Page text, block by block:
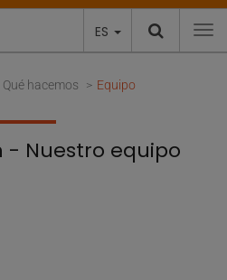
ES
Qué hacemos Equipo
- Nuestro equipo